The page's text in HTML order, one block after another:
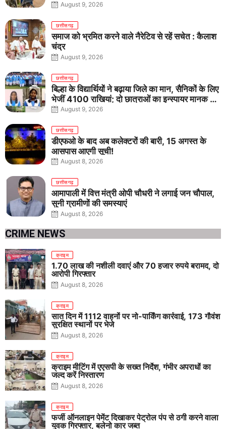
August 9, 2026
छत्तीसगढ़
समाज को भ्रमित करने वाले नैरेटिव से रहें सचेत : कैलाश
चंद्र
August 9, 2026
छत्तीसगढ़
बिल्हा के विद्यार्थियों ने बढ़ाया जिले का मान, सैनिकों के लिए
भेजीं 4100 राखियां; दो छात्राओं का इन्स्पायर मानक में
राष्ट्रीय चयन
August 9, 2026
छत्तीसगढ़
डीएफओ के बाद अब कलेक्टरों की बारी, 15 अगस्त के
आसपास आएगी सूची!
August 8, 2026
छत्तीसगढ़
आमापाली में वित्त मंत्री ओपी चौधरी ने लगाई जन चौपाल,
सुनी ग्रामीणों की समस्याएं
August 8, 2026
CRIME NEWS
क्राइम
1.70 लाख की नशीली दवाएं और 70 हजार रुपये बरामद, दो
आरोपी गिरफ्तार
August 8, 2026
क्राइम
सात दिन में 1112 वाहनों पर नो-पार्किंग कार्रवाई, 173 गौवंश
सुरक्षित स्थानों पर भेजे
August 8, 2026
क्राइम
क्राइम मीटिंग में एएसपी के सख्त निर्देश, गंभीर अपराधों का
जल्द करें निस्तारण
August 8, 2026
क्राइम
फर्जी ऑनलाइन पेमेंट दिखाकर पेट्रोल पंप से ठगी करने वाला
युवक गिरफ्तार, बलेनो कार जब्त